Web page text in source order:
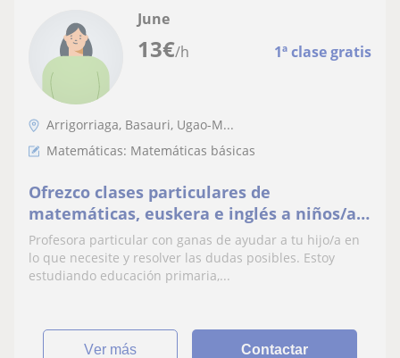
13€/h 1ª clase gratis
June
Arrigorriaga, Basauri, Ugao-M...
Matemáticas: Matemáticas básicas
Ofrezco clases particulares de
matemáticas, euskera e inglés a niños/as
de primaria e incluso secundaria
Profesora particular con ganas de ayudar a tu hijo/a en
lo que necesite y resolver las dudas posibles. Estoy
estudiando educación primaria,...
ver más Contactar